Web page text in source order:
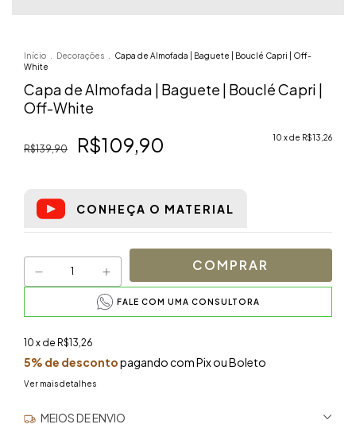
Início Decorações
Capa de Almofada | Baguete | Bouclé Capri | Off-
White
Capa de Almofada | Baguete | Bouclé Capri |
Off-White
R$139,90 R$109,90 10 x de R$13,26
CONHEÇA O MATERIAL
FALE COM UMA CONSULTORA
10 x de R$13,26
5% de descontopagando com Pix ou Boleto
Ver mais detalhes
MEIOS DE ENVIO